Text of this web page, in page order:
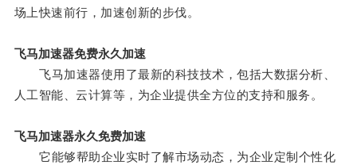
场上快速前行，加速创新的步伐。
飞马加速器免费永久加速
飞马加速器使用了最新的科技技术，包括大数据分析、
人工智能、云计算等，为企业提供全方位的支持和服务。
飞马加速器永久免费加速
它能够帮助企业实时了解市场动态，为企业定制个性化